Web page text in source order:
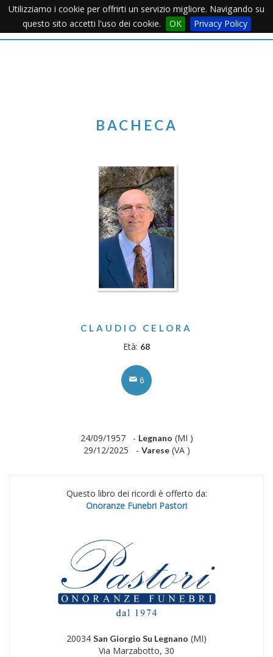
Utilizziamo i cookie per offrirti un servizio migliore. Navigando su
questo sito accetti l'uso dei cookie.
OK Privacy PolicyMenu
BACHECA
CLAUDIO CELORA
Età: 68
6
24/09/1957 - Legnano (MI )
29/12/2025 - Varese(VA )
Questo libro dei ricordi è offerto da:
Onoranze Funebri Pastori
20034 San Giorgio Su Legnano (MI)
Via Marzabotto, 30